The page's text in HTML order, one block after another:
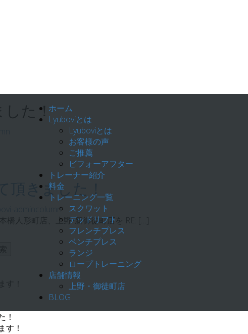
ホーム
Lyuboviとは
Lyuboviとは
お客様の声
ご推薦
ビフォーアフター
トレーナー紹介
料金
トレーニング一覧
スクワット
デッドリフト
フレンチプレス
ベンチプレス
ランジ
ロープトレーニング
店舗情報
上野・御徒町店
BLOG
した！
頂きました！
column
人形町店、上野•新御徒町店を RE: […]
！
！
す！